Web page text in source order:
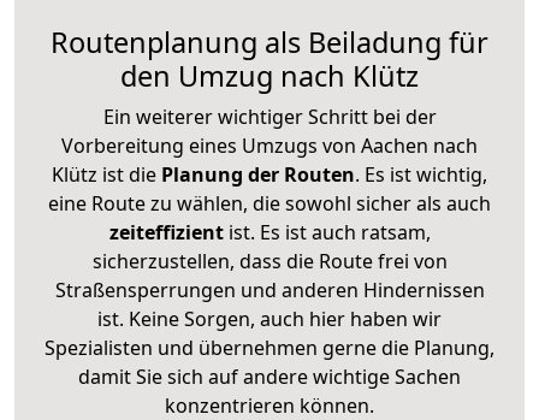
Routenplanung als Beiladung für
den Umzug nach Klütz
Ein weiterer wichtiger Schritt bei der
Vorbereitung eines Umzugs von Aachen nach
Klütz ist die Planung der Routen. Es ist wichtig,
eine Route zu wählen, die sowohl sicher als auch
zeiteffizientist. Es ist auch ratsam,
sicherzustellen, dass die Route frei von
Straßensperrungen und anderen Hindernissen
ist. Keine Sorgen, auch hier haben wir
Spezialisten und übernehmen gerne die Planung,
damit Sie sich auf andere wichtige Sachen
konzentrieren können.